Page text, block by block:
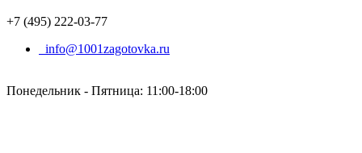
+7 (495) 222-03-77
info@1001zagotovka.ru
Понедельник - Пятница: 11:00-18:00